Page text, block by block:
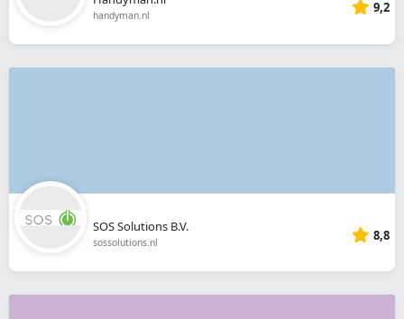
handyman.nl 9,2
SOS Solutions B.V.
sossolutions.nl 8,8